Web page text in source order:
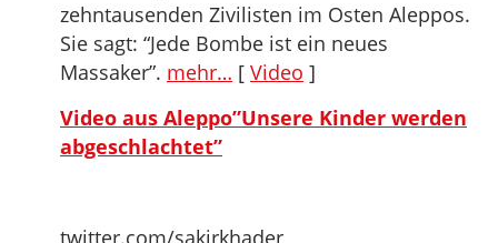
zehntausenden Zivilisten im Osten Aleppos.
Sie sagt: “Jede Bombe ist ein neues
Massaker”. mehr… [ Video ]
Video aus Aleppo”Unsere Kinder werden
abgeschlachtet”
twitter.com/sakirkhader